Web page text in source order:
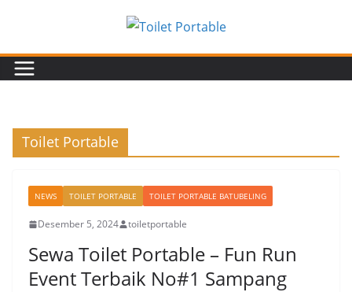
Toilet Portable
NEWS TOILET PORTABLE TOILET PORTABLE BATUBELING
Desember 5, 2024 toiletportable
Sewa Toilet Portable – Fun Run
Event Terbaik No#1 Sampang